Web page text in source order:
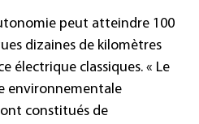
peut atteindre 100
dizaines de kilomètres
électrique classiques. « Le
environnementale
constitués de